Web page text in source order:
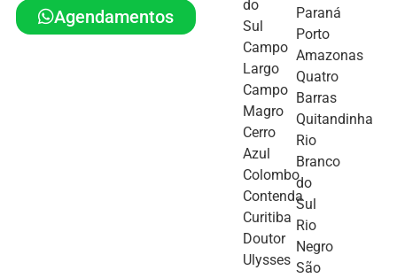
Agendamentos
do
Sul
Campo
Largo
Campo
Magro
Cerro
Azul
Colombo
Contenda
Curitiba
Doutor
Ulysses
Paraná
Porto
Amazonas
Quatro
Barras
Quitandinha
Rio
Branco
do
Sul
Rio
Negro
São